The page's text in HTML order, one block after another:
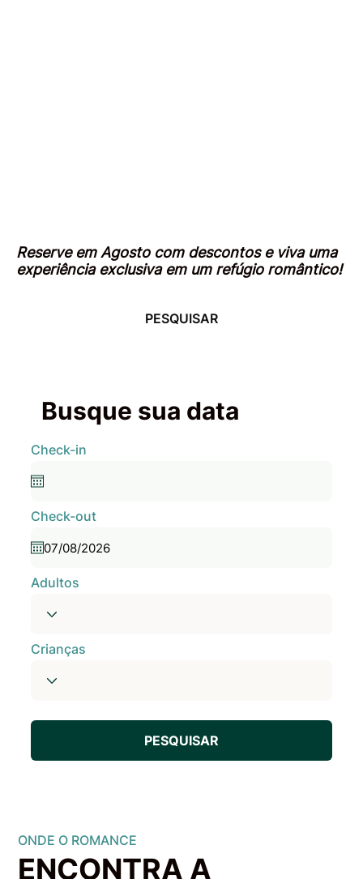
Reserve em Agosto com descontos e viva uma
experiência exclusiva em um refúgio romântico!
PESQUISAR
ONDE O ROMANCE
ENCONTRA A
Busque sua data
Check-in
Check-out
Adultos
Crianças
PESQUISAR